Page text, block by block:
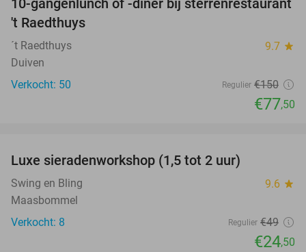
48%
NEW
TODAY
't Raedthuys
´t Raedthuys 9.7 star
Duiven
Verkocht: 50
Regulier €150
€77,50
TODAY
Luxe sieradenworkshop (1,5 tot 2 uur)
Swing en Bling 9.6 star
Maasbommel
Verkocht: 8
Regulier €49
€24,50